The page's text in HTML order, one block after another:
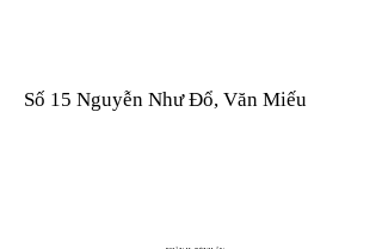
Số 15 Nguyễn Như Đổ, Văn Miếu